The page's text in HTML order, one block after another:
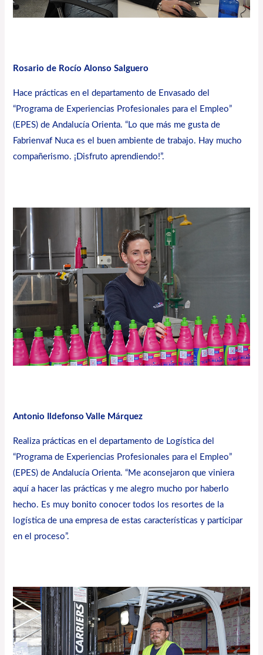
Rosario de Rocío Alonso Salguero
Hace prácticas en el departamento de Envasado del
“Programa de Experiencias Profesionales para el Empleo”
(EPES) de Andalucía Orienta. “Lo que más me gusta de
Fabrienvaf Nuca es el buen ambiente de trabajo. Hay mucho
compañerismo. ¡Disfruto aprendiendo!”.
Antonio Ildefonso Valle Márquez
Realiza prácticas en el departamento de Logística del
“Programa de Experiencias Profesionales para el Empleo”
(EPES) de Andalucía Orienta. “Me aconsejaron que viniera
aquí a hacer las prácticas y me alegro mucho por haberlo
hecho. Es muy bonito conocer todos los resortes de la
logística de una empresa de estas características y participar
en el proceso”.